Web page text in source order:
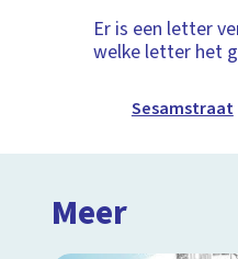
Er is een letter
welke letter het
Sesamstraat
Meer